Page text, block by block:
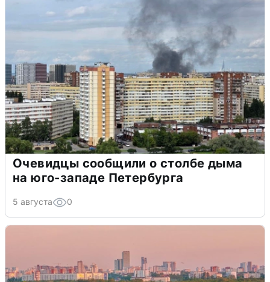
Очевидцы сообщили о столбе дыма
на юго-западе Петербурга
5 августа 0